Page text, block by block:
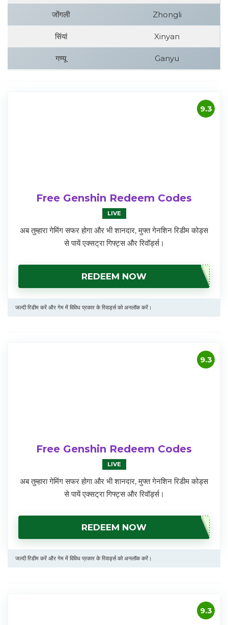
जोंगली Zhongli
सिंयां Xinyan
गण्यू Ganyu
9.3
Free Genshin Redeem Codes
LIVE
अब तुम्हारा गेमिंग सफर होगा और भी शानदार, मुफ्त गेनशिन रिडीम कोड्स
से पायें एक्सट्रा गिफ्ट्स और रिवॉर्ड्स।
REDEEM NOW
जल्दी रिडीम करें और गेम में विविध प्रकार के रिवार्ड्स को अनलॉक करें।
9.3
Free Genshin Redeem Codes
LIVE
अब तुम्हारा गेमिंग सफर होगा और भी शानदार, मुफ्त गेनशिन रिडीम कोड्स
से पायें एक्सट्रा गिफ्ट्स और रिवॉर्ड्स।
REDEEM NOW
जल्दी रिडीम करें और गेम में विविध प्रकार के रिवार्ड्स को अनलॉक करें।
9.3